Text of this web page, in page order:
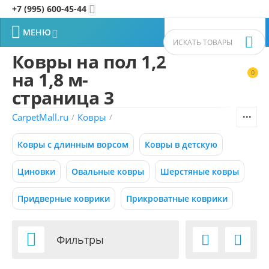
+7 (995) 600-45-44 
0


 МЕНЮ
Фильтры товаров
Цена
Р –
0 15000Р
Размер (м) (1)
Ковры на пол 1,2
на 1,8 м-
страница 3
CarpetMall.ru / Ковры /
Ковры с длинным ворсом Ковры в детскую
Циновки Овальные ковры Шерстяные ковры
Придверные коврики Прикроватные коврики
 Фильтры  